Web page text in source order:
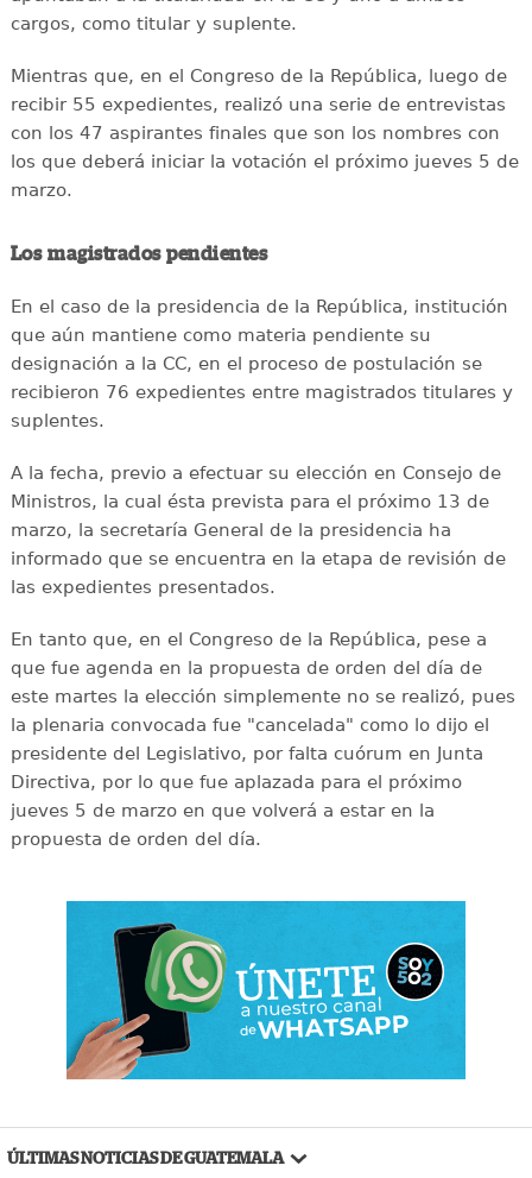
cargos, como titular y suplente.
Mientras que, en el Congreso de la República, luego de
recibir 55 expedientes, realizó una serie de entrevistas
con los 47 aspirantes finales que son los nombres con
los que deberá iniciar la votación el próximo jueves 5 de
marzo.
Los magistrados pendientes
En el caso de la presidencia de la República, institución
que aún mantiene como materia pendiente su
designación a la CC, en el proceso de postulación se
recibieron 76 expedientes entre magistrados titulares y
suplentes.
A la fecha, previo a efectuar su elección en Consejo de
Ministros, la cual ésta prevista para el próximo 13 de
marzo, la secretaría General de la presidencia ha
informado que se encuentra en la etapa de revisión de
las expedientes presentados.
En tanto que, en el Congreso de la República, pese a
que fue agenda en la propuesta de orden del día de
este martes la elección simplemente no se realizó, pues
la plenaria convocada fue "cancelada" como lo dijo el
presidente del Legislativo, por falta cuórum en Junta
Directiva, por lo que fue aplazada para el próximo
jueves 5 de marzo en que volverá a estar en la
propuesta de orden del día.
ÚLTIMAS NOTICIAS DE GUATEMALA